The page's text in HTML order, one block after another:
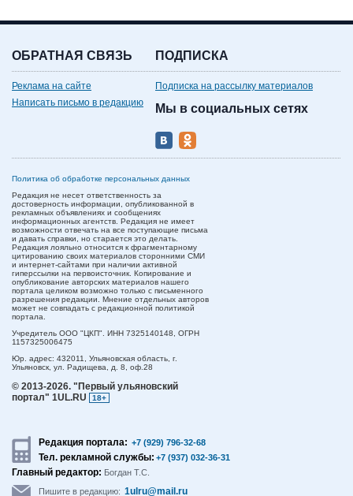
ОБРАТНАЯ СВЯЗЬ
Реклама на сайте
Написать письмо в редакцию
ПОДПИСКА
Подписка на рассылку материалов
Мы в социальных сетях
Политика об обработке персональных данных
Редакция не несет ответственность за
достоверность информации, опубликованной в
рекламных объявлениях и сообщениях
информационных агентств. Редакция не имеет
возможности отвечать на все поступающие письма
и давать справки, но старается это делать.
Редакция лояльно относится к фрагментарному
цитированию своих материалов сторонними СМИ
и интернет-сайтами при наличии активной
гиперссылки на первоисточник. Копирование и
опубликование авторских материалов нашего
портала целиком возможно только с письменного
разрешения редакции. Мнение отдельных авторов
может не совпадать с редакционной политикой
портала.
Учредитель ООО "ЦКП". ИНН 7325140148, ОГРН
1157325006475
Юр. адрес: 432011, Ульяновская область, г.
Ульяновск, ул. Радищева, д. 8, оф.28
© 2013-2026. "Первый ульяновский
портал" 1UL.RU
18+
Редакция портала: +7 (929) 796-32-68
Тел. рекламной службы: +7 (937) 032-36-31
Главный редактор: Богдан Т.С.
Пишите в редакцию: 1ulru@mail.ru